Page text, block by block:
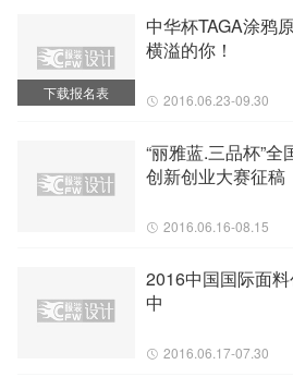
下载报名表
中华杯TAGA涂鸦
横溢的你！
2016.06.23-09.30
“丽雅蓝.三品杯”
创新创业大赛征稿
2016.06.16-08.15
2016中国国际面
中
2016.06.17-07.30